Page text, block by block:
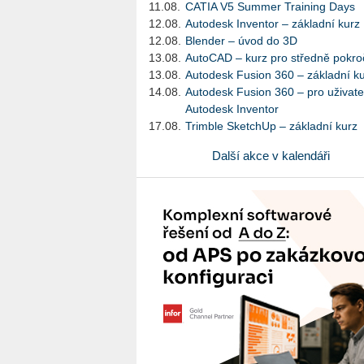
11.08.
CATIA V5 Summer Training Days
12.08.
Autodesk Inventor – základní kurz
12.08.
Blender – úvod do 3D
13.08.
AutoCAD – kurz pro středně
13.08.
Autodesk Fusion 360 – základní
14.08.
Autodesk Fusion 360 – pro
Autodesk Inventor
17.08.
Trimble SketchUp – základní kurz
Další akce v kalendáři